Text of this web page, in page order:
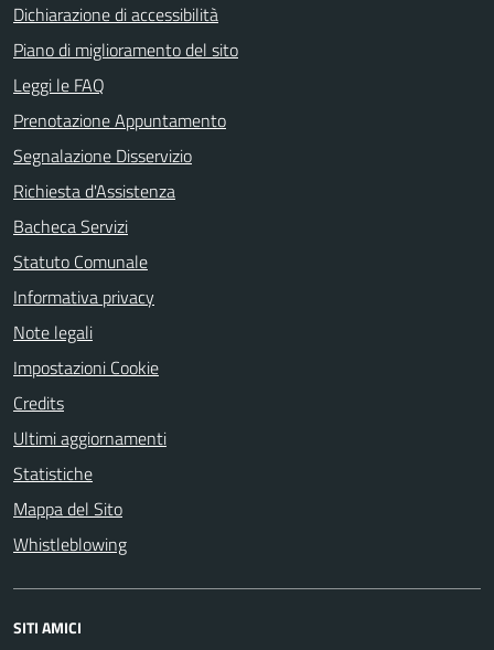
Dichiarazione di accessibilità
Piano di miglioramento del sito
Leggi le FAQ
Prenotazione Appuntamento
Segnalazione Disservizio
Richiesta d'Assistenza
Bacheca Servizi
Statuto Comunale
Informativa privacy
Note legali
Impostazioni Cookie
Credits
Ultimi aggiornamenti
Statistiche
Mappa del Sito
Whistleblowing
SITI AMICI